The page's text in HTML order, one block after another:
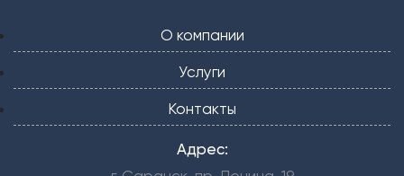
О компании
Услуги
Контакты
Адрес: